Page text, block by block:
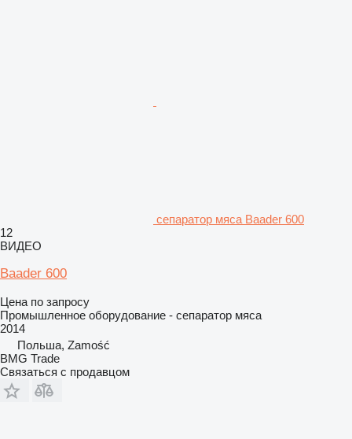
сепаратор мяса Baader 600
12
ВИДЕО
Baader 600
Цена по запросу
Промышленное оборудование - сепаратор мяса
2014
Польша, Zamość
BMG Trade
Связаться с продавцом